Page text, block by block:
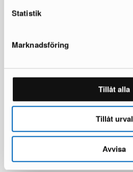
Statistik
Marknadsföring
Tillåt alla
Tillåt urval
Avvisa
Rezas Modern Handmade Mix matto
1 537 €